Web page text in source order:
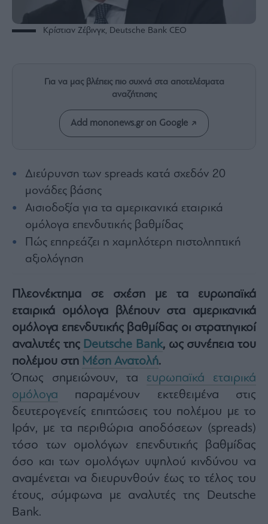
ESG
Today
Συνεντεύξεις
Vivants
Auto
Life
Style
Υγεία
Architecture
Design
Fashion
Art
Watches
Yachts
Table
For
Two
Μετοχές
Αγορές
Trader's
book
Κρίστιαν Ζέβινγκ, Deutsche Bank CEO
Για να μας βλέπεις πιο συχνά στα αποτελέσματα
αναζήτησης
Add mononews.gr on Google
Διεύρυνση των spreads κατά σχεδόν 20
μονάδες βάσης
Αισιοδοξία για τα αμερικανικά εταιρικά
ομόλογα επενδυτικής βαθμίδας
Πώς επηρεάζει η χαμηλότερη πιστοληπτική
αξιολόγηση
Πλεονέκτημα σε σχέση με τα ευρωπαϊκά
εταιρικά ομόλογα βλέπουν στα αμερικανικά
ομόλογα επενδυτικής βαθμίδας οι στρατηγικοί
αναλυτές της Deutsche Bank, ως συνέπεια του
πολέμου στη Μέση Ανατολή.
Όπως σημειώνουν, τα ευρωπαϊκά εταιρικά
ομόλογα παραμένουν εκτεθειμένα στις
δευτερογενείς επιπτώσεις του πολέμου με το
Ιράν, με τα περιθώρια αποδόσεων (spreads)
τόσο των ομολόγων επενδυτικής βαθμίδας
όσο και των ομολόγων υψηλού κινδύνου να
αναμένεται να διευρυνθούν έως το τέλος του
έτους, σύμφωνα με αναλυτές της Deutsche
Bank.